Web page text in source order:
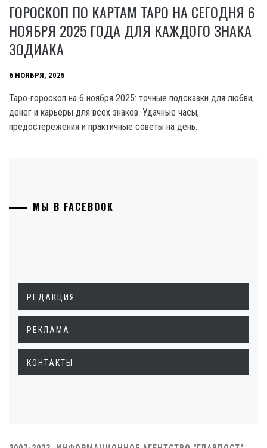
ГОРОСКОП ПО КАРТАМ ТАРО НА СЕГОДНЯ 6
НОЯБРЯ 2025 ГОДА ДЛЯ КАЖДОГО ЗНАКА
ЗОДИАКА
6 НОЯБРЯ, 2025
Таро-гороскоп на 6 ноября 2025: точные подсказки для любви,
денег и карьеры для всех знаков. Удачные часы,
предостережения и практичные советы на день.
МЫ В FACEBOOK
РЕДАКЦИЯ
РЕКЛАМА
КОНТАКТЫ